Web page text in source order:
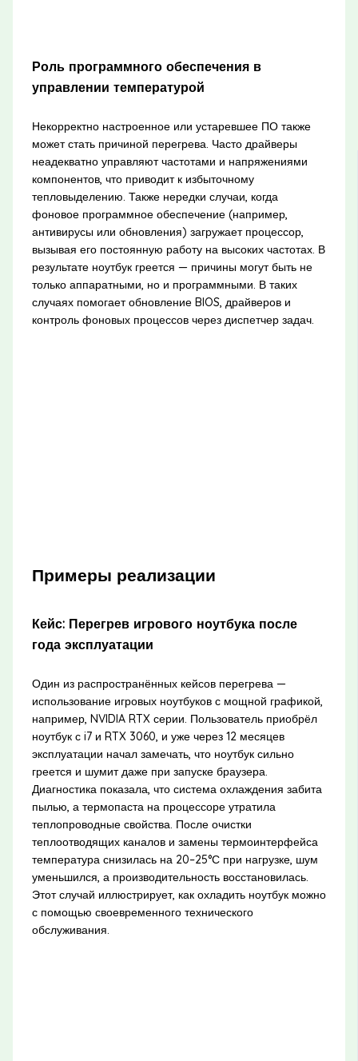
Роль программного обеспечения в
управлении температурой
Некорректно настроенное или устаревшее ПО также
может стать причиной перегрева. Часто драйверы
неадекватно управляют частотами и напряжениями
компонентов, что приводит к избыточному
тепловыделению. Также нередки случаи, когда
фоновое программное обеспечение (например,
антивирусы или обновления) загружает процессор,
вызывая его постоянную работу на высоких частотах. В
результате ноутбук греется — причины могут быть не
только аппаратными, но и программными. В таких
случаях помогает обновление BIOS, драйверов и
контроль фоновых процессов через диспетчер задач.
Примеры реализации
Кейс: Перегрев игрового ноутбука после
года эксплуатации
Один из распространённых кейсов перегрева —
использование игровых ноутбуков с мощной графикой,
например, NVIDIA RTX серии. Пользователь приобрёл
ноутбук с i7 и RTX 3060, и уже через 12 месяцев
эксплуатации начал замечать, что ноутбук сильно
греется и шумит даже при запуске браузера.
Диагностика показала, что система охлаждения забита
пылью, а термопаста на процессоре утратила
теплопроводные свойства. После очистки
теплоотводящих каналов и замены термоинтерфейса
температура снизилась на 20–25°С при нагрузке, шум
уменьшился, а производительность восстановилась.
Этот случай иллюстрирует, как охладить ноутбук можно
с помощью своевременного технического
обслуживания.